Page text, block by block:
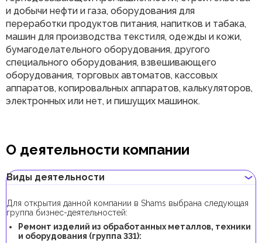
и добычи нефти и газа, оборудования для
переработки продуктов питания, напитков и табака,
машин для производства текстиля, одежды и кожи,
бумагоделательного оборудования, другого
специального оборудования, взвешивающего
оборудования, торговых автоматов, кассовых
аппаратов, копировальных аппаратов, калькуляторов,
электронных или нет, и пишущих машинок.
О деятельности компании
Виды деятельности
Для открытия данной компании в Shams выбрана следующая
группа бизнес-деятельностей:
Ремонт изделий из обработанных металлов, техники
и оборудования (группа 331):